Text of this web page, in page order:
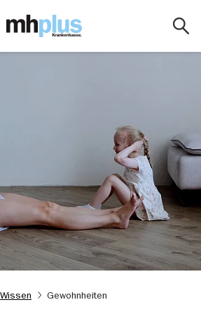
Wissen Gewohnheiten